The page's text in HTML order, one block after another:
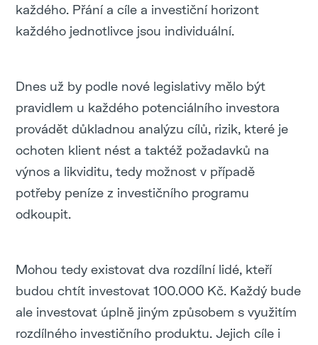
každého. Přání a cíle a investiční horizont
každého jednotlivce jsou individuální.
Dnes už by podle nové legislativy mělo být
pravidlem u každého potenciálního investora
provádět důkladnou analýzu cílů, rizik, které je
ochoten klient nést a taktéž požadavků na
výnos a likviditu, tedy možnost v případě
potřeby peníze z investičního programu
odkoupit.
Mohou tedy existovat dva rozdílní lidé, kteří
budou chtít investovat 100.000 Kč. Každý bude
ale investovat úplně jiným způsobem s využitím
rozdílného investičního produktu. Jejich cíle i